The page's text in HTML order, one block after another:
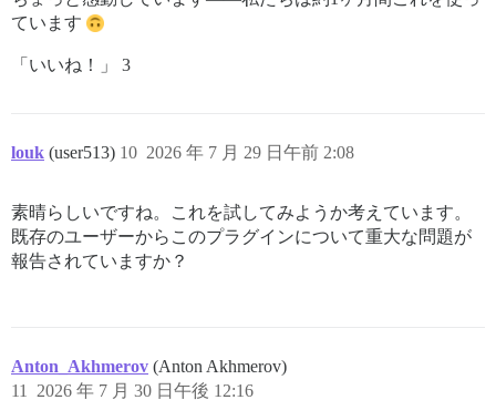
ています
「いいね！」 3
louk (user513) 2026 年 7 月 29 日午前 2:08
10
素晴らしいですね。これを試してみようか考えています。
既存のユーザーからこのプラグインについて重大な問題が
報告されていますか？
Anton_Akhmerov (Anton Akhmerov)
2026 年 7 月 30 日午後 12:16
11